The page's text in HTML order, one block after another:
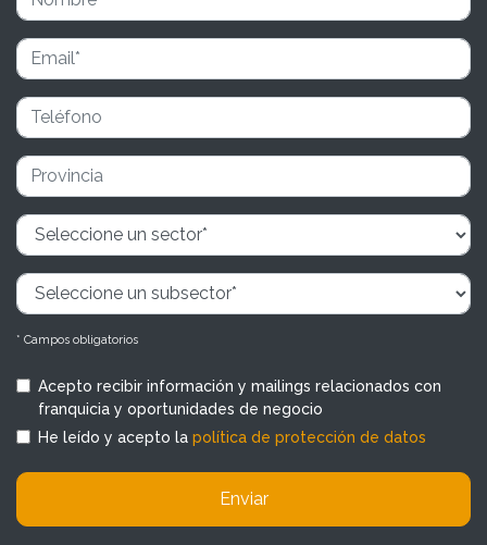
* Campos obligatorios
Acepto recibir información y mailings relacionados con
franquicia y oportunidades de negocio
He leído y acepto la política de protección de datos
Enviar